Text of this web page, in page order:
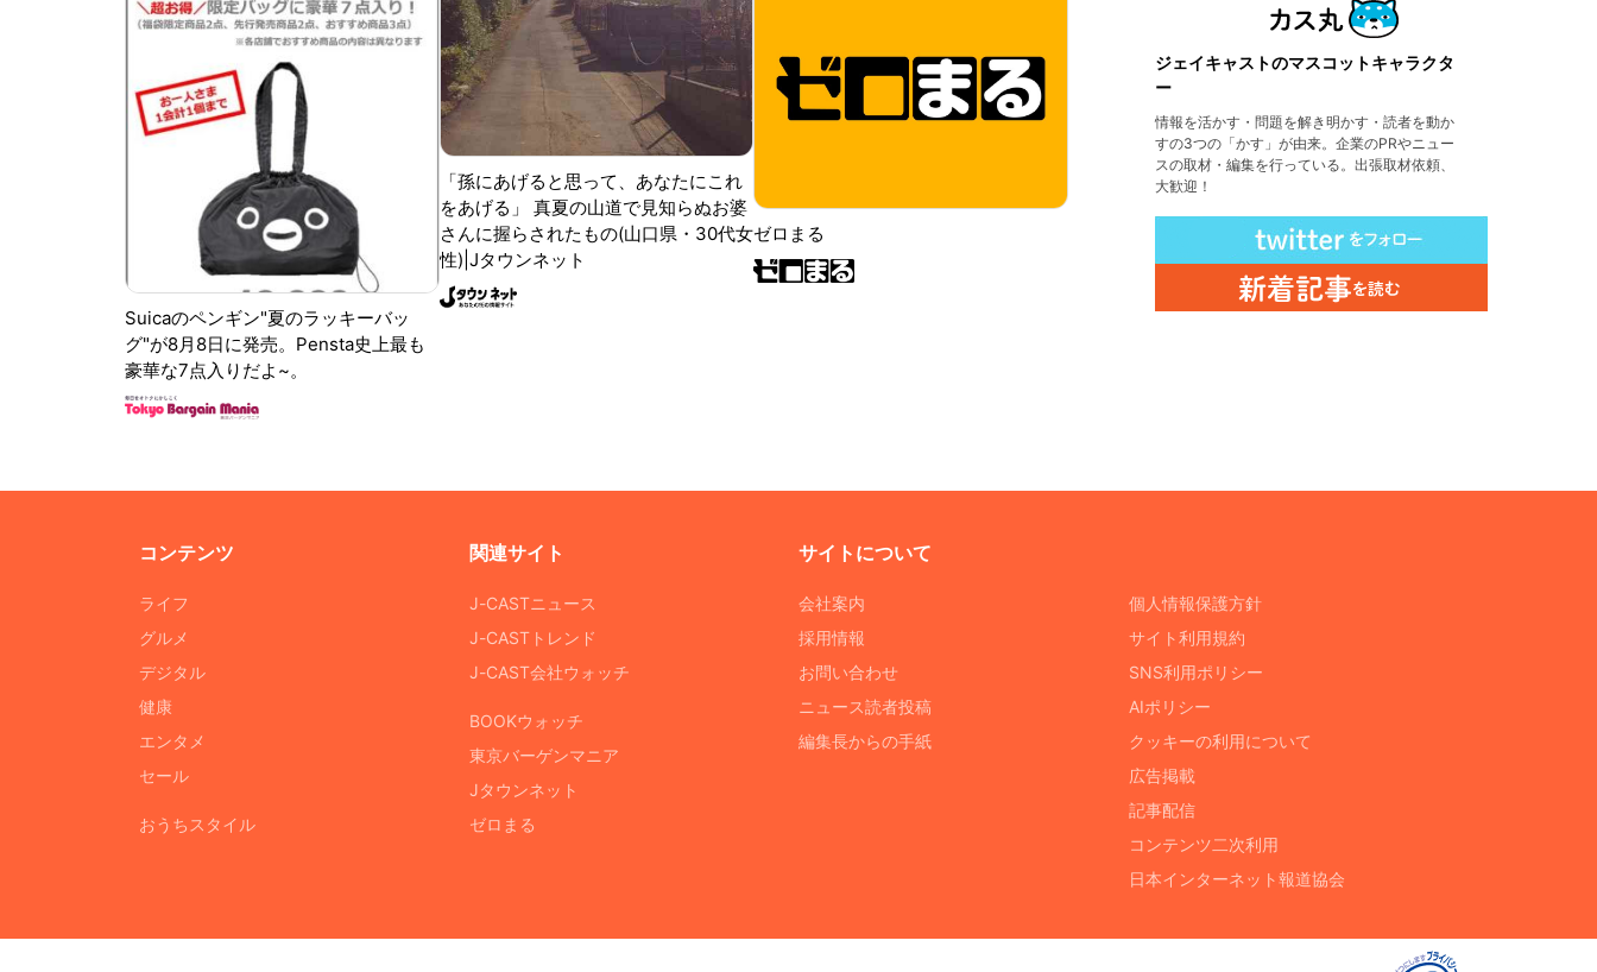
Suicaのペンギン"夏のラッキーバッ
グ"が8月8日に発売。Pensta史上最も
豪華な7点入りだよ~。
「孫にあげると思って、あなたにこれ
をあげる」 真夏の山道で見知らぬお婆
さんに握らされたもの(山口県・30代女
性)|Jタウンネット
ゼロまる
ジェイキャストのマスコットキャラクタ
ー
情報を活かす・問題を解き明かす・読者を動か
すの3つの「かす」が由来。企業のPRやニュー
スの取材・編集を行っている。出張取材依頼、
大歓迎！
コンテンツ
ライフ
グルメ
デジタル
健康
エンタメ
セール
おうちスタイル
関連サイト
J-CASTニュース
J-CASTトレンド
J-CAST会社ウォッチ
BOOKウォッチ
東京バーゲンマニア
Jタウンネット
ゼロまる
サイトについて
会社案内
採用情報
お問い合わせ
ニュース読者投稿
編集長からの手紙
個人情報保護方針
サイト利用規約
SNS利用ポリシー
AIポリシー
クッキーの利用について
広告掲載
記事配信
コンテンツ二次利用
日本インターネット報道協会